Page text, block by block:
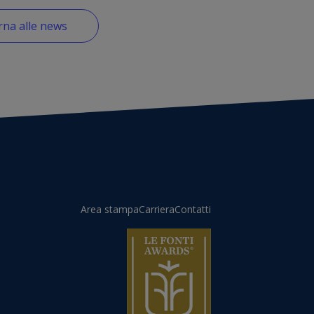
alle news
Area stampaCarrieraContatti